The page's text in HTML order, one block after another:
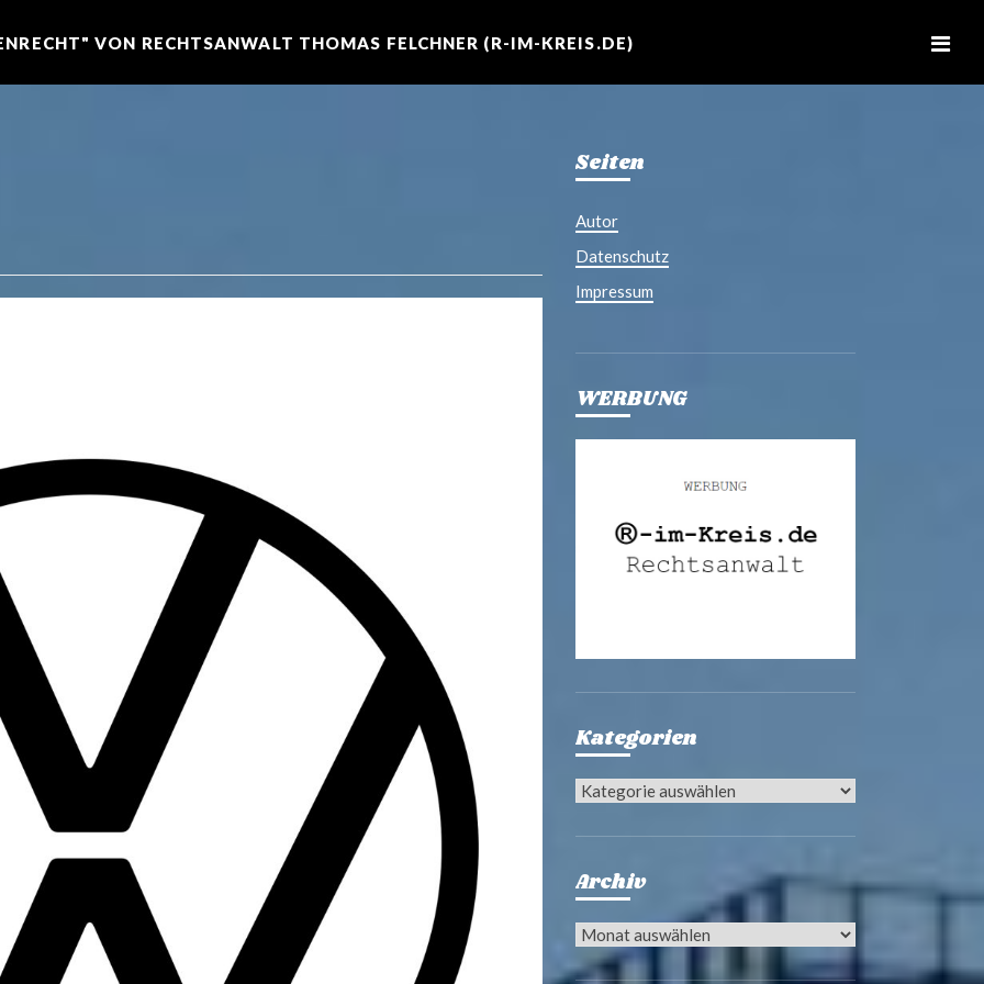
VON RECHTSANWALT THOMAS FELCHNER (R-IM-KREIS.DE)
Seiten
Autor
Datenschutz
Impressum
WERBUNG
Kategorien
Kategorien
Archiv
Archiv